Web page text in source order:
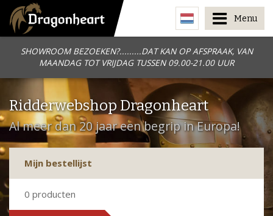
SHOWROOM BEZOEKEN?.........DAT KAN OP AFSPRAAK, VAN
MAANDAG TOT VRIJDAG TUSSEN 09.00-21.00 UUR
Menu
Ridderwebshop Dragonheart
Al meer dan 20 jaar een begrip in Europa!
Mijn bestellijst
0 producten